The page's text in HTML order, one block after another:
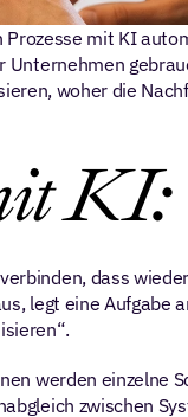
mit KI
woher die
dass
legt eine Aufgabe
werden einzelne
zwischen